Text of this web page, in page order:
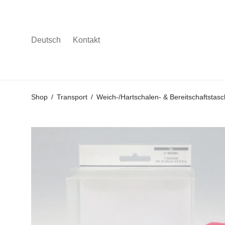
Deutsch Kontakt
Shop / Transport / Weich-/Hartschalen- &